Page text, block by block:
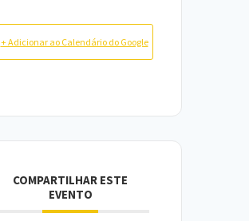
+ Adicionar ao Calendário do Google
COMPARTILHAR ESTE
EVENTO